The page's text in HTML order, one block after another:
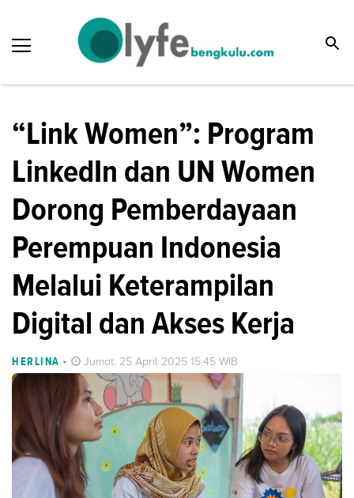
“Link Women”: Program
LinkedIn dan UN Women
Dorong Pemberdayaan
Perempuan Indonesia
Melalui Keterampilan
Digital dan Akses Kerja
HERLINA - Jumat, 25 April 2025 15:45 WIB